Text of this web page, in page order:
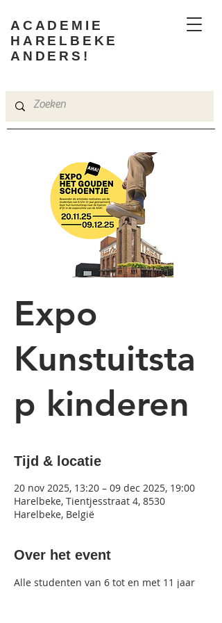
ACADEMIE
HARELBEKE
ANDERS!
Expo
Kunstuitsta
p kinderen
Tijd & locatie
20 nov 2025, 13:20 – 09 dec 2025, 19:00
Harelbeke, Tientjesstraat 4, 8530
Harelbeke, België
Over het event
Alle studenten van 6 tot en met 11 jaar